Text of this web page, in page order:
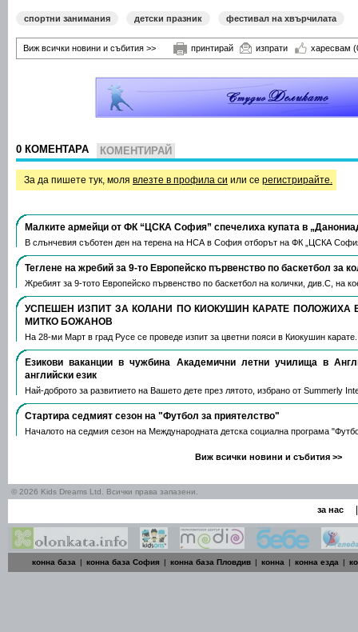
спортни занимания детски празник фестивал на хвърчилата
Виж всички новини и събития >> принтирай изпрати харесвам
0 КОМЕНТАРА КОМЕНТИРАЙ
За да пишете тук, моля влезте в профила си или се регистрирайте.
Малките армейци от ФК “ЦСКА София” спечелиха купата в
В слънчевия съботен ден на терена на НСА в София отборът на ФК „ЦСКА
Теглене на жребий за 9-то Европейско първенство по баскетбол за
Жребият за 9-тото Европейско първенство по баскетбол на колички, див.С, на
УСПЕШЕН ИЗПИТ ЗА КОЛАНИ ПО КИОКУШИН КАРАТЕ ПОЛОЖИХА
МИТКО БОЖАНОВ
На 28-ми Март в град Русе се проведе изпит за цветни пояси в Киокушин
Езикови ваканции​ в чужбина Академични летни училища в
английски език
Най-доброто за развитието на Вашето дете през лятото, избрано от Summerly
Стартира седмият сезон на "Футбол за приятелство"
Началото на седмия сезон на Международната детска социална програма
Виж всички новини и събития >>
© 2026 Kids Dreams Ltd. Всички права запазени.
за нас
конна база | конна база София | конна база Пловдив | конна | конна езда |